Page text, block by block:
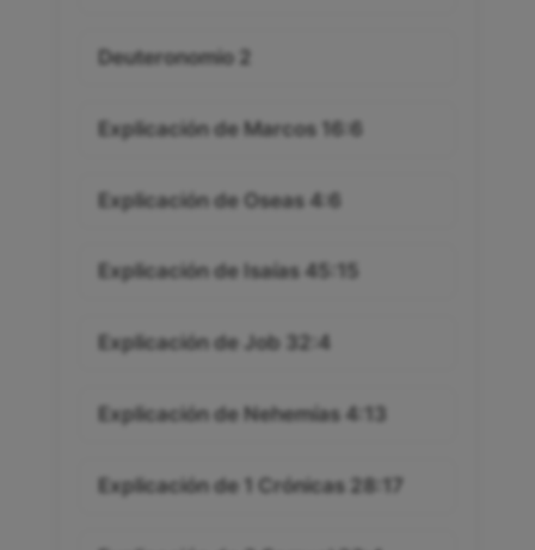
Deuteronomio 2
Explicación de Marcos 16:6
Explicación de Oseas 4:6
Explicación de Isaías 45:15
Explicación de Job 32:4
Explicación de Nehemías 4:13
Explicación de 1 Crónicas 28:17